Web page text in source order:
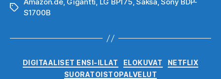
Avainsanat
S1700B
Kategoriat
DIGITAALISET ENSI-ILLAT ELOKUVAT
NETFLIX
SUORATOISTOPALVELUT